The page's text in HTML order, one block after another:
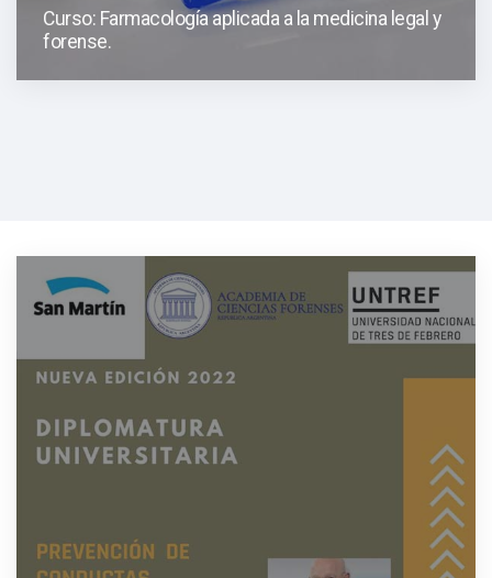
Curso: Farmacología aplicada a la medicina legal y
forense.